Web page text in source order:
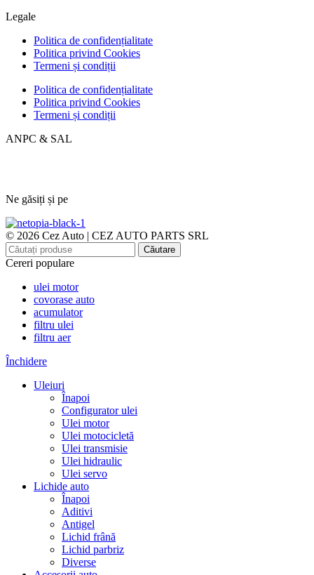
Legale
Politica de confidențialitate
Politica privind Cookies
Termeni și condiții
Politica de confidențialitate
Politica privind Cookies
Termeni și condiții
ANPC & SAL
Ne găsiți și pe
© 2026 Cez Auto | CEZ AUTO PARTS SRL
Căutare
Cereri populare
ulei motor
covorase auto
acumulator
filtru ulei
filtru aer
Închidere
Uleiuri
Înapoi
Configurator ulei
Ulei motor
Ulei motocicletă
Ulei transmisie
Ulei hidraulic
Ulei servo
Lichide auto
Înapoi
Aditivi
Antigel
Lichid frână
Lichid parbriz
Diverse